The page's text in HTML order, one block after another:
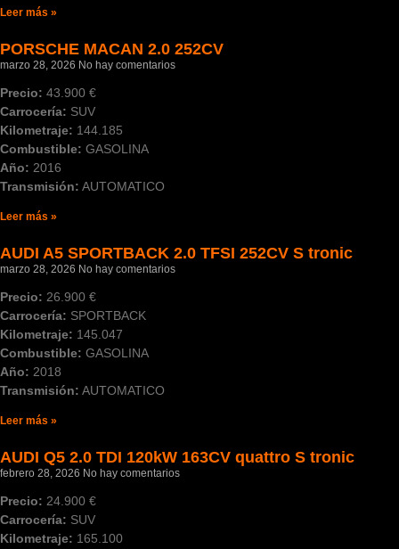
Leer más »
PORSCHE MACAN 2.0 252CV
marzo 28, 2026 No hay comentarios
Precio: 43.900 €
Carrocería: SUV
Kilometraje: 144.185
Combustible: GASOLINA
Año: 2016
Transmisión: AUTOMATICO
Leer más »
AUDI A5 SPORTBACK 2.0 TFSI 252CV S tronic
marzo 28, 2026 No hay comentarios
Precio: 26.900 €
Carrocería: SPORTBACK
Kilometraje: 145.047
Combustible: GASOLINA
Año: 2018
Transmisión: AUTOMATICO
Leer más »
AUDI Q5 2.0 TDI 120kW 163CV quattro S tronic
febrero 28, 2026 No hay comentarios
Precio: 24.900 €
Carrocería: SUV
Kilometraje: 165.100